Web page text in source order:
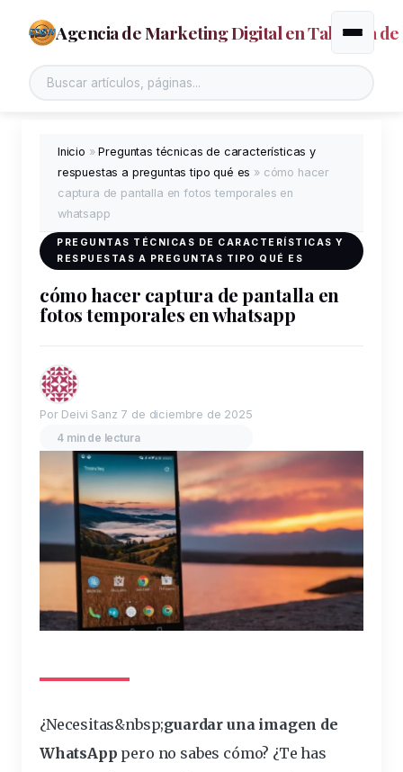
Agencia de Marketing Digital en Talavera de
Alternar
Inicio »Preguntas técnicas de características y
respuestas a preguntas tipo qué es » cómo hacer
captura de pantalla en fotos temporales en
whatsapp
PREGUNTAS TÉCNICAS DE CARACTERÍSTICAS Y
RESPUESTAS A PREGUNTAS TIPO QUÉ ES
cómo hacer captura de pantalla en
fotos temporales en whatsapp
Por Deivi Sanz 7 de diciembre de 2025
4 min de lectura
¿Necesitas&nbsp;guardar una imagen de
WhatsApp pero no sabes cómo? ¿Te has